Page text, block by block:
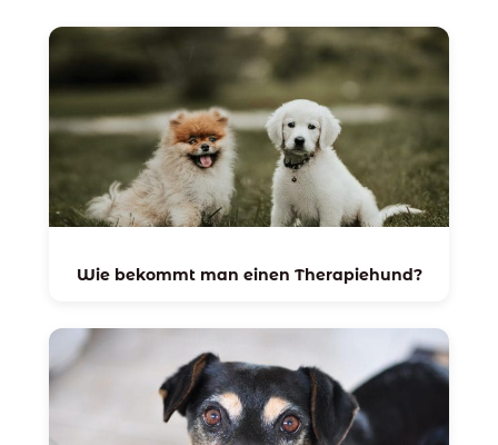
Wie bekommt man einen Therapiehund?